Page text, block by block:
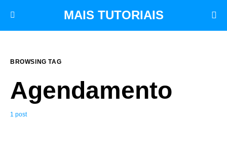
MAIS TUTORIAIS
BROWSING TAG
Agendamento
1 post